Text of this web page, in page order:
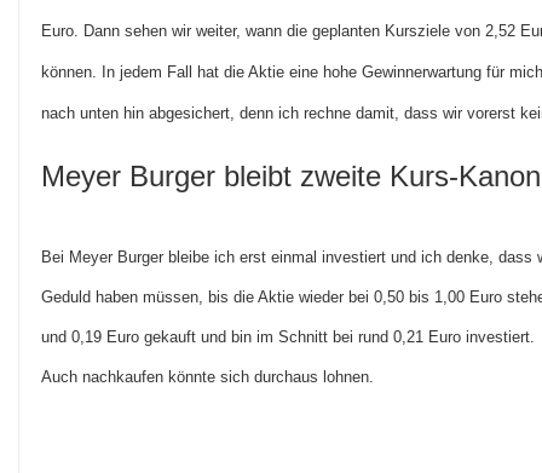
Euro. Dann sehen wir weiter, wann die geplanten Kursziele von 2,52
können. In jedem Fall hat die Aktie eine hohe Gewinnerwartung für
nach unten hin abgesichert, denn ich rechne damit, dass wir vorerst
Meyer Burger bleibt zweite Kurs-
Bei Meyer Burger bleibe ich erst einmal investiert und ich denke, dass
Geduld haben müssen, bis die Aktie wieder bei 0,50 bis 1,00 Euro
und 0,19 Euro gekauft und bin im Schnitt bei rund 0,21 Euro investiert.
Auch nachkaufen könnte sich durchaus lohnen.